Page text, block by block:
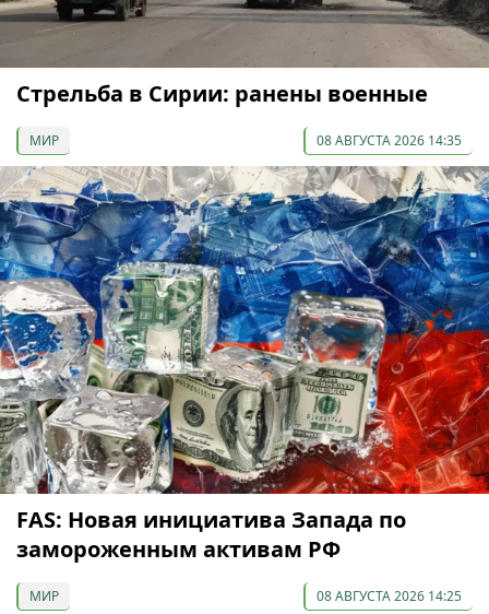
Стрельба в Сирии: ранены военные
МИР 08 АВГУСТА 2026 14:35
FAS: Новая инициатива Запада по
замороженным активам РФ
МИР 08 АВГУСТА 2026 14:25